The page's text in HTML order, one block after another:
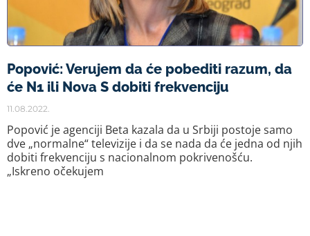
Popović: Verujem da će pobediti razum, da
će N1 ili Nova S dobiti frekvenciju
11.08.2022.
Popović je agenciji Beta kazala da u Srbiji postoje samo
dve „normalne“ televizije i da se nada da će jedna od njih
dobiti frekvenciju s nacionalnom pokrivenošću.
„Iskreno očekujem